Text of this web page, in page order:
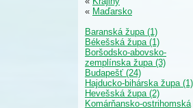
« Maďarsko
Baranská župa (1)
Békešská župa (1)
Boršodsko-abovsko-
zemplínska župa (3)
Budapešť (24)
Hajducko-bihárska župa (1)
Hevešská župa (2)
Komárňansko-ostrihomská